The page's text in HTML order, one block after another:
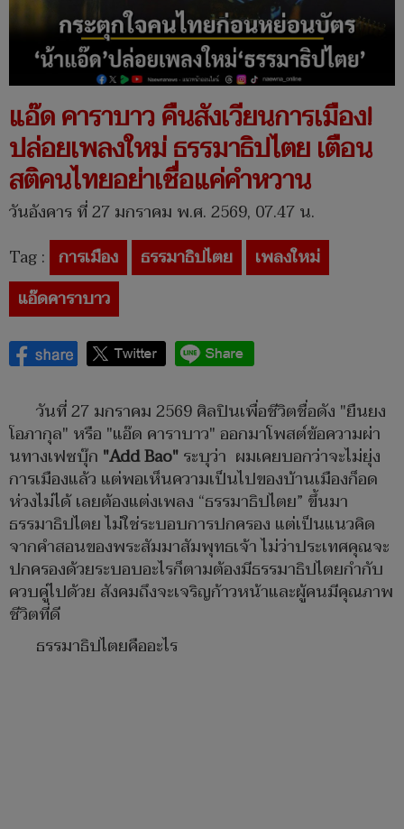
แอ๊ด คาราบาว คืนสังเวียนการเมือง!
ปล่อยเพลงใหม่ ธรรมาธิปไตย เตือน
สติคนไทยอย่าเชื่อแค่คำหวาน
วันอังคาร ที่ 27 มกราคม พ.ศ. 2569, 07.47 น.
Tag : การเมือง ธรรมาธิปไตย
เพลงใหม่
แอ๊ดคาราบาว
วันที่ 27 มกราคม 2569 ศิลปินเพื่อชีวิตชื่อดัง "ยืนยง
โอภากุล" หรือ "แอ๊ด คาราบาว" ออกมาโพสต์ข้อความผ่า
นทางเฟซบุ๊ก "Add Bao"ระบุว่า ผมเคยบอกว่าจะไม่ยุ่ง
การเมืองแล้ว แต่พอเห็นความเป็นไปของบ้านเมืองก็อด
ห่วงไม่ได้ เลยต้องแต่งเพลง “ธรรมาธิปไตย” ขึ้นมา
ธรรมาธิปไตย ไม่ใช่ระบอบการปกครอง แต่เป็นแนวคิด
จากคำสอนของพระสัมมาสัมพุทธเจ้า ไม่ว่าประเทศคุณจะ
ปกครองด้วยระบอบอะไรก็ตามต้องมีธรรมาธิปไตยกำกับ
ควบคู่ไปด้วย สังคมถึงจะเจริญก้าวหน้าและผู้คนมีคุณภาพ
ชีวิตที่ดี
ธรรมาธิปไตยคืออะไร